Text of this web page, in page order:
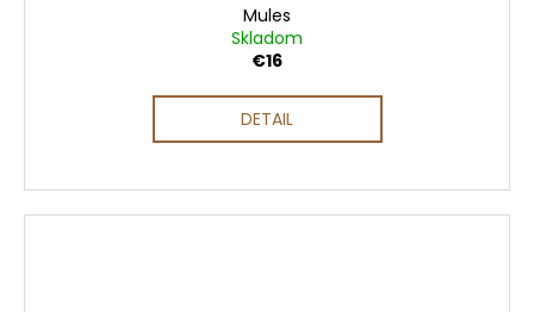
Mules
Skladom
€16
DETAIL